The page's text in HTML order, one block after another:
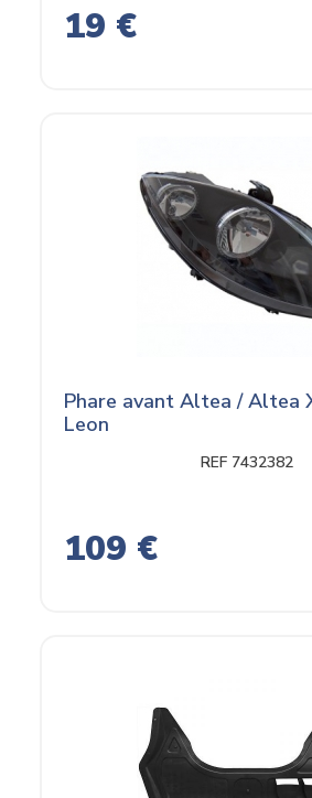
19 €
Phare avant Altea / Altea
Leon
REF 7432382
109 €